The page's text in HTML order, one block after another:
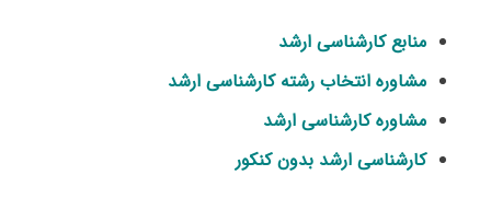
منابع کارشناسی ارشد
مشاوره انتخاب رشته کارشناسی ارشد
مشاوره کارشناسی ارشد
کارشناسی ارشد بدون کنکور